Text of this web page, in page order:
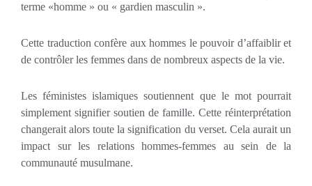
terme «homme » ou « gardien masculin ».
Cette traduction confère aux hommes le pouvoir d’affaiblir et
de contrôler les femmes dans de nombreux aspects de la vie.
Les féministes islamiques soutiennent que le mot pourrait
simplement signifier soutien de famille. Cette réinterprétation
changerait alors toute la signification du verset. Cela aurait un
impact sur les relations hommes-femmes au sein de la
communauté musulmane.